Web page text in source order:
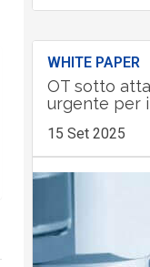
WHITE PAPER
OT sotto
urgente per
15 Set 2025